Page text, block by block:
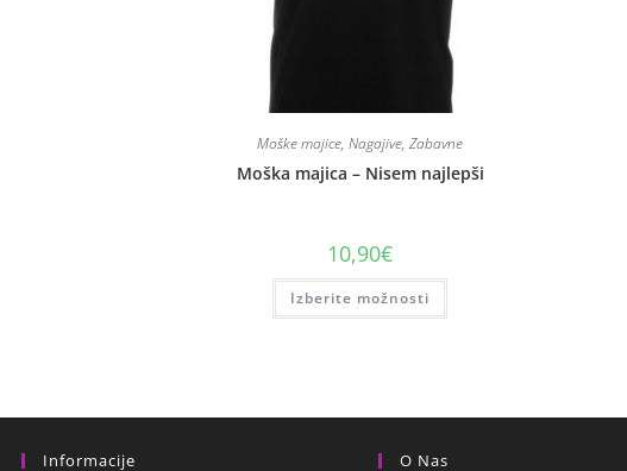
Moške majice,Nagajive,Zabavne
Moška majica – Nisem najlepši
10,90€
Izberite možnosti
Informacije O Nas